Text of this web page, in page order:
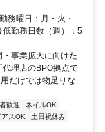
務曜日：月・火・
勤務日数（週）：5
事業拡大に向けた
理店のBPO拠点で
だけでは物足りな
歓迎
ネイルOK
アスOK
土日祝休み